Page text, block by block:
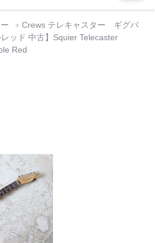
Crews テレキャスター ギグバ
ッド 中古】Squier Telecaster
Red